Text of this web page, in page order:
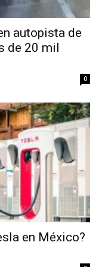
autopista de
de 20 mil
0
en México?